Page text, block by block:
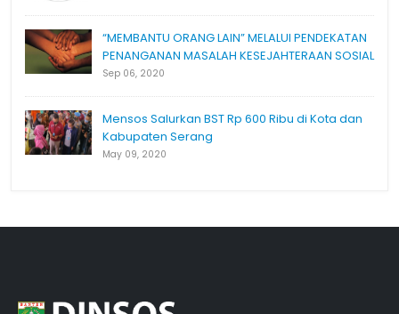
“MEMBANTU ORANG LAIN” MELALUI PENDEKATAN
PENANGANAN MASALAH KESEJAHTERAAN SOSIAL
Sep 06, 2020
Mensos Salurkan BST Rp 600 Ribu di Kota dan
Kabupaten Serang
May 09, 2020